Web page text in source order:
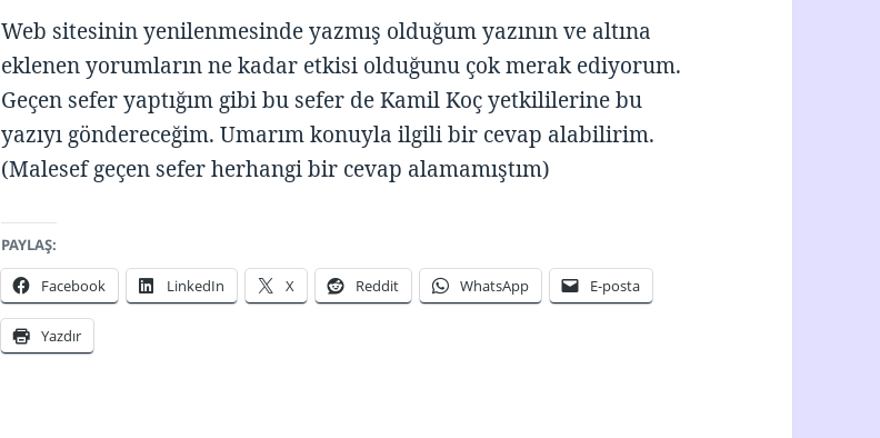
Web sitesinin yenilenmesinde yazmış olduğum yazının ve altına
eklenen yorumların ne kadar etkisi olduğunu çok merak ediyorum.
Geçen sefer yaptığım gibi bu sefer de Kamil Koç yetkililerine bu
yazıyı göndereceğim. Umarım konuyla ilgili bir cevap alabilirim.
(Malesef geçen sefer herhangi bir cevap alamamıştım)
PAYLAŞ:
Facebook LinkedIn X Reddit WhatsApp E-posta
Yazdır